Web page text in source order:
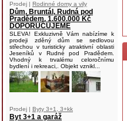
Prodej | Rodinné domy a vily
Dům, Bruntál, Rudná pod
Pradědem, 1.600.000 Kč
DOPORUČUJEME
SLEVA! Exkluzivně Vám nabízíme k
prodeji zděný dům se sedlovou
střechou v turisticky atraktivní oblasti
Jeseníků v Rudné pod Pradědem.
Vhodný k trvalému celoročnímu
bydlení i rekreaci,. Objekt vznikl...
Prodej | Byty 3+1, 3+kk
Byt 3+1 a garáž